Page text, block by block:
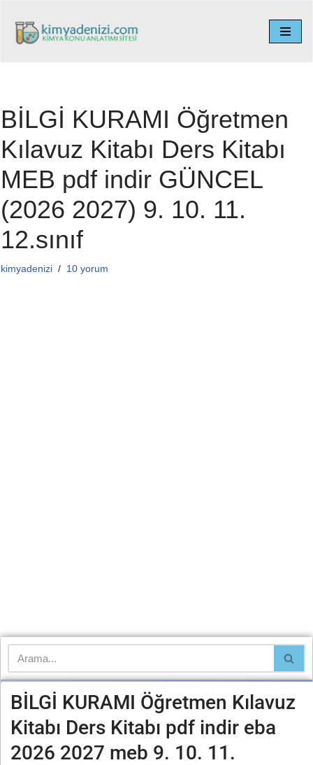
İçeriğe
BİLGİ KURAMI Öğretmen
Kılavuz Kitabı Ders Kitabı
MEB pdf indir GÜNCEL
(2026 2027) 9. 10. 11.
12.sınıf
kimyadenizi 10 yorum
BİLGİ KURAMI Öğretmen Kılavuz
Kitabı Ders Kitabı pdf indir eba
2026 2027 meb 9. 10. 11.